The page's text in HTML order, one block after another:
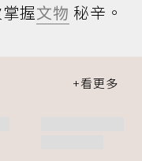
握文物 秘辛。